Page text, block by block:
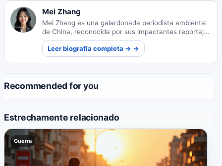
Mei Zhang
Mei Zhang es una galardonada periodista ambiental
de China, reconocida por sus impactantes reportajes
sobre sostenibilidad. Su trabajo ilumina desafíos
ecológicos críticos y sus soluciones.
Leer biografía completa → →
Recommended for you
Estrechamente relacionado
Guerra